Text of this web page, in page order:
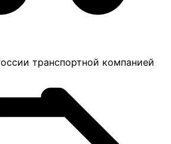
транспортной компанией